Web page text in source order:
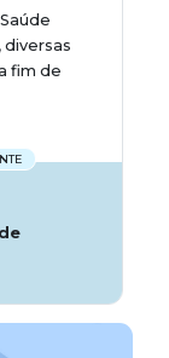
fim de